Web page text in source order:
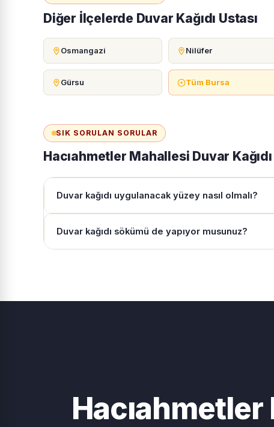
Diğer İlçelerde Duvar Kağıdı Ustası
Osmangazi Nilüfer
Gürsu Tüm Bursa
SIK SORULAN SORULAR
Hacıahmetler Mahallesi Duvar Kağıdı
Duvar kağıdı uygulanacak yüzey nasıl olmalı?
Duvar kağıdı sökümü de yapıyor musunuz?